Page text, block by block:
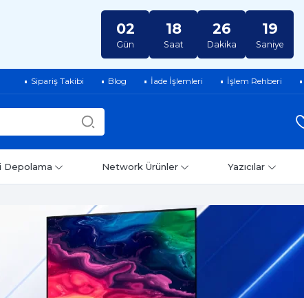
02
Gün
18
Saat
26
Dakika
18
Saniye
Sipariş Takibi Blog İade İşlemleri İşlem Rehberi
Depolama Network Ürünler Yazıcılar